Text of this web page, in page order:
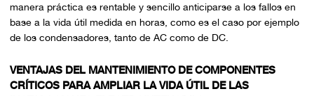
manera práctica es rentable y sencillo anticiparse a los fallos en
base a la vida útil medida en horas, como es el caso por ejemplo
de los condensadores, tanto de AC como de DC.
VENTAJAS DEL MANTENIMIENTO DE COMPONENTES
CRÍTICOS PARA AMPLIAR LA VIDA ÚTIL DE LAS